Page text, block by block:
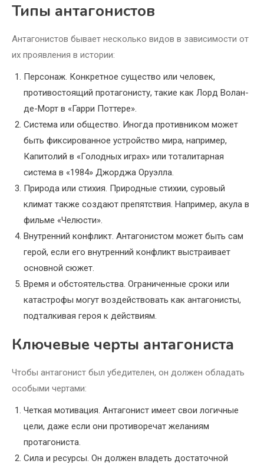
Типы антагонистов
Антагонистов бывает несколько видов в зависимости от
их проявления в истории:
Персонаж. Конкретное существо или человек,
противостоящий протагонисту, такие как Лорд Волан-
де-Морт в «Гарри Поттере».
Система или общество. Иногда противником может
быть фиксированное устройство мира, например,
Капитолий в «Голодных играх» или тоталитарная
система в «1984» Джорджа Оруэлла.
Природа или стихия. Природные стихии, суровый
климат также создают препятствия. Например, акула в
фильме «Челюсти».
Внутренний конфликт. Антагонистом может быть сам
герой, если его внутренний конфликт выстраивает
основной сюжет.
Время и обстоятельства. Ограниченные сроки или
катастрофы могут воздействовать как антагонисты,
подталкивая героя к действиям.
Ключевые черты антагониста
Чтобы антагонист был убедителен, он должен обладать
особыми чертами:
Четкая мотивация. Антагонист имеет свои логичные
цели, даже если они противоречат желаниям
протагониста.
Сила и ресурсы. Он должен владеть достаточной